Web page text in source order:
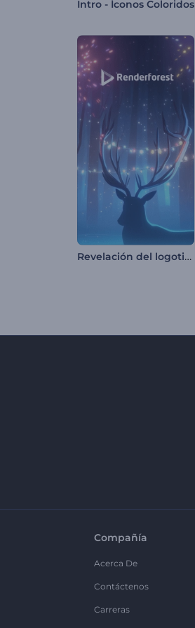
Intro - Íconos Coloridos
Revelación del logotipo del reno navideño
Compañía
Acerca De
Contáctenos
Carreras